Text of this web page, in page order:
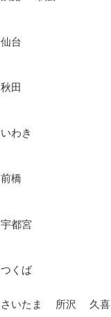
仙台
秋田
いわき
前橋
宇都宮
つくば
さいたま 所沢 久喜